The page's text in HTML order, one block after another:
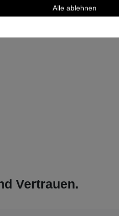
Vertrauen.
Alle ablehnen